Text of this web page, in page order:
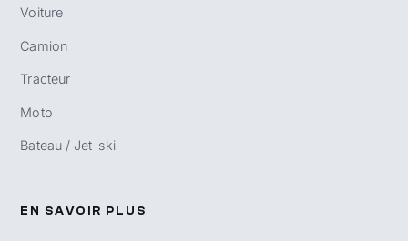
Voiture
Camion
Tracteur
Moto
Bateau / Jet-ski
EN SAVOIR PLUS